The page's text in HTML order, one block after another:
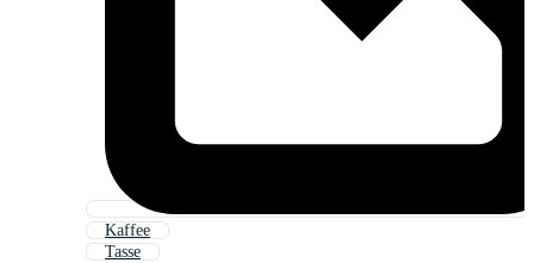
Kaffee
Tasse